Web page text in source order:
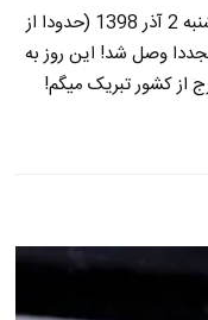
بعد از یک هفته قطعی کامل اینترنت، امروز شنبه 2 آذر 1398 (حدودا از
مجددا وصل شد! این روز به
از کشور تبریک میگم!